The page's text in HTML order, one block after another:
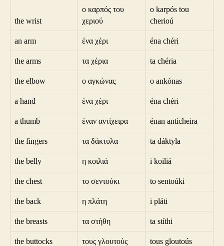
the wrist
ο καρπός του
χεριού
o karpós tou
cherioú
an arm ένα χέρι éna chéri
the arms τα χέρια ta chéria
the elbow ο αγκώνας o ankónas
a hand ένα χέρι éna chéri
a thumb έναν αντίχειρα énan antícheira
the fingers τα δάκτυλα ta dáktyla
the belly η κοιλιά i koiliá
the chest το σεντούκι to sentoúki
the back η πλάτη i pláti
the breasts τα στήθη ta stíthi
the buttocks τους γλουτούς tous gloutoús